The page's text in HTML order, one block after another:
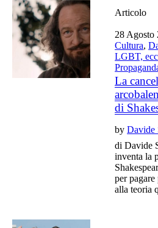
Articolo
28 Agosto
Cultura,
LGBT,
La
di
byDavide
di Davide
inventa la
per
alla teoria